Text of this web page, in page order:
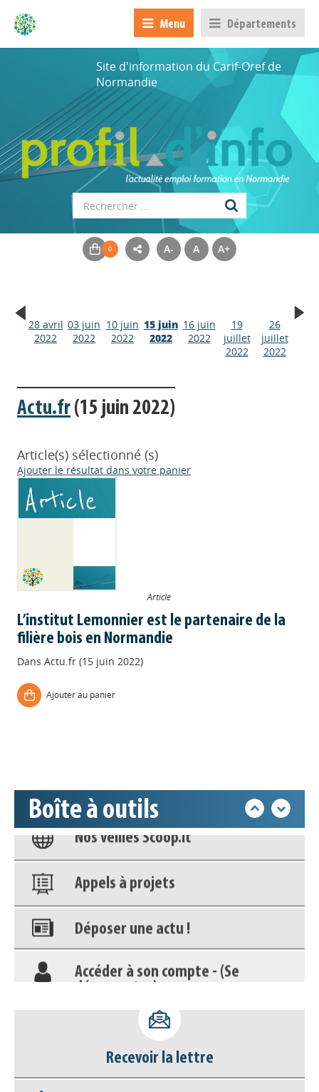
Menu Départements
Site d'information du Carif-Oref de
Normandie
A- A A+
28 avril
2022
03 juin
2022
10 juin
2022
15 juin
2022
16 juin
2022
19
juillet
2022
26
juillet
2022
Actu.fr(15 juin 2022)
Article(s) sélectionné (s)
Ajouter le résultat dans votre panier
Article
L’institut Lemonnier est le partenaire de la
filière bois en Normandie
DansActu.fr (15 juin 2022)
Ajouter au panier
Boîte à outils
Appels à projets
Nos veilles Scoop.it
Appels à projets
Déposer une actu !
Accéder à son compte - (Se
déconnecter)
Base documentaire
Nos veilles Scoop.it
Recevoir la lettre